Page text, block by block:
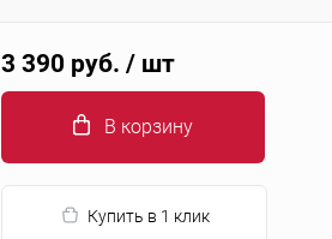
3 390 руб. / шт
В корзину
Купить в 1 клик